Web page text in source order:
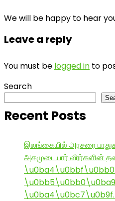
We will be happy to hear
Leave a reply
You must be logged in to
Search
Recent Posts
இலங்கையில் அரசரை
அகமுடையார் வீரர்களின்